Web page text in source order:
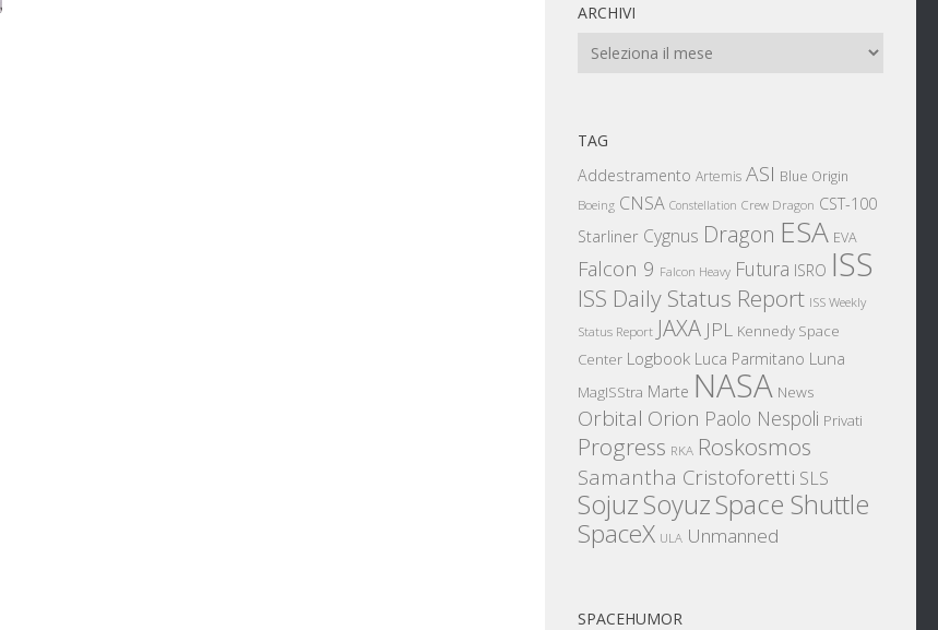
ARCHIVI
Archivi
TAG
Addestramento Artemis ASI Blue Origin
Boeing CNSA Constellation Crew Dragon CST-100
Starliner Cygnus Dragon ESA EVA
Falcon 9 Falcon Heavy Futura ISRO ISS
ISS Daily Status Report ISS Weekly
Status Report JAXA JPL Kennedy Space
Center Logbook Luca Parmitano Luna
MagISStra Marte NASA News
Orbital Orion Paolo Nespoli Privati
Progress RKA Roskosmos
Samantha Cristoforetti SLS
SojuzSoyuzSpace Shuttle
SpaceX ULA Unmanned
SPACEHUMOR